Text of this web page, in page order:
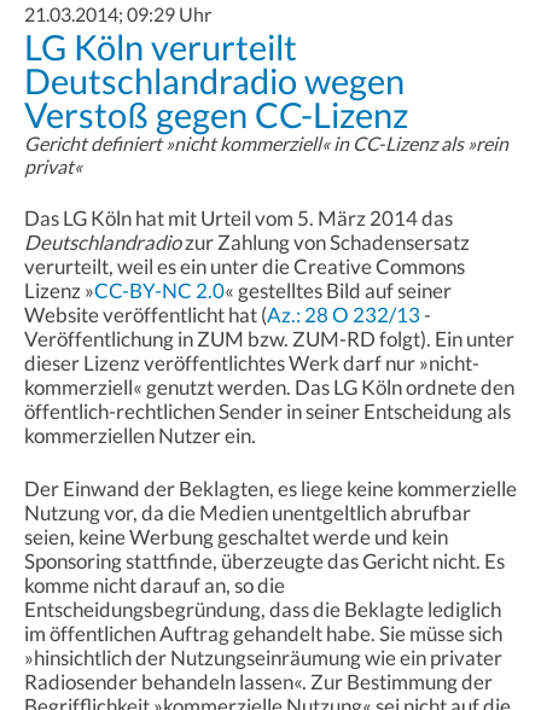
21.03.2014; 09:29 Uhr
LG Köln verurteilt
Deutschlandradio wegen
Verstoß gegen CC-Lizenz
Gericht definiert »nicht kommerziell« in CC-Lizenz als »rein
privat«
Das LG Köln hat mit Urteil vom 5. März 2014 das
Deutschlandradiozur Zahlung von Schadensersatz
verurteilt, weil es ein unter die Creative Commons
Lizenz »CC-BY-NC 2.0« gestelltes Bild auf seiner
Website veröffentlicht hat (Az.: 28 O 232/13 -
Veröffentlichung in ZUM bzw. ZUM-RD folgt). Ein unter
dieser Lizenz veröffentlichtes Werk darf nur »nicht-
kommerziell« genutzt werden. Das LG Köln ordnete den
öffentlich-rechtlichen Sender in seiner Entscheidung als
kommerziellen Nutzer ein.
Der Einwand der Beklagten, es liege keine kommerzielle
Nutzung vor, da die Medien unentgeltlich abrufbar
seien, keine Werbung geschaltet werde und kein
Sponsoring stattfinde, überzeugte das Gericht nicht. Es
komme nicht darauf an, so die
Entscheidungsbegründung, dass die Beklagte lediglich
im öffentlichen Auftrag gehandelt habe. Sie müsse sich
»hinsichtlich der Nutzungseinräumung wie ein privater
Radiosender behandeln lassen«. Zur Bestimmung der